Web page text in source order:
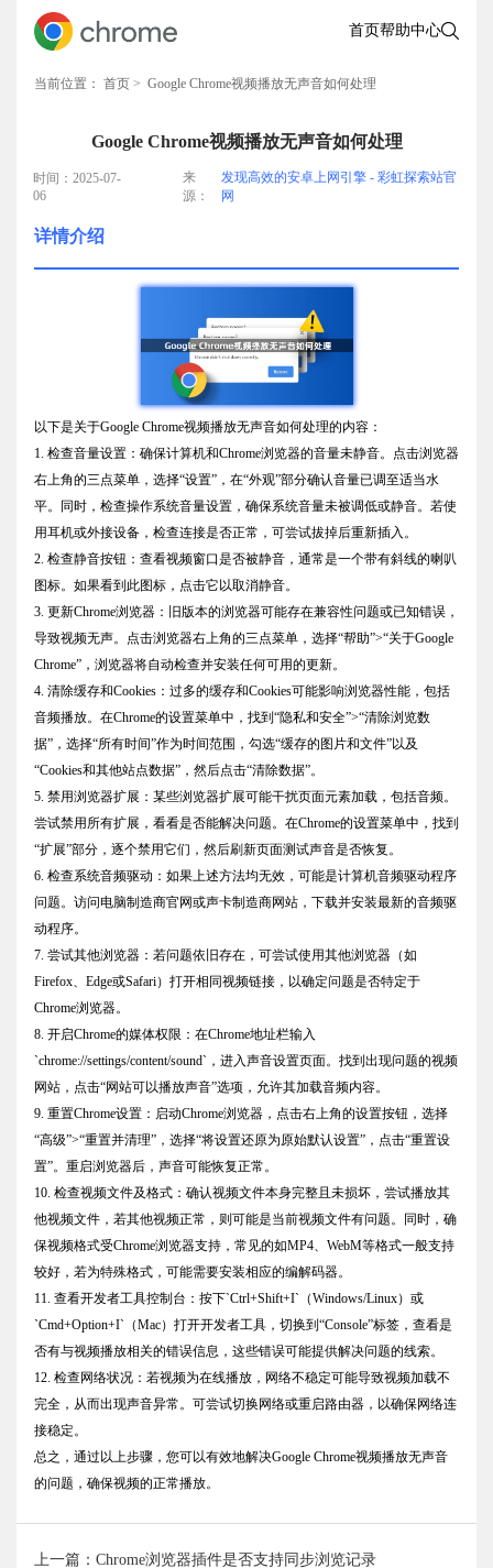
首页帮助中心
当前位置： 首页 > Google Chrome视频播放无声音如何处理
Google Chrome视频播放无声音如何处理
时间：2025-07-
06
来
源：
发现高效的安卓上网引擎 - 彩虹探索站官
网
详情介绍
以下是关于Google Chrome视频播放无声音如何处理的内容：
1. 检查音量设置：确保计算机和Chrome浏览器的音量未静音。点击浏览器
右上角的三点菜单，选择“设置”，在“外观”部分确认音量已调至适当水
平。同时，检查操作系统音量设置，确保系统音量未被调低或静音。若使
用耳机或外接设备，检查连接是否正常，可尝试拔掉后重新插入。
2. 检查静音按钮：查看视频窗口是否被静音，通常是一个带有斜线的喇叭
图标。如果看到此图标，点击它以取消静音。
3. 更新Chrome浏览器：旧版本的浏览器可能存在兼容性问题或已知错误，
导致视频无声。点击浏览器右上角的三点菜单，选择“帮助”>“关于Google
Chrome”，浏览器将自动检查并安装任何可用的更新。
4. 清除缓存和Cookies：过多的缓存和Cookies可能影响浏览器性能，包括
音频播放。在Chrome的设置菜单中，找到“隐私和安全”>“清除浏览数
据”，选择“所有时间”作为时间范围，勾选“缓存的图片和文件”以及
“Cookies和其他站点数据”，然后点击“清除数据”。
5. 禁用浏览器扩展：某些浏览器扩展可能干扰页面元素加载，包括音频。
尝试禁用所有扩展，看看是否能解决问题。在Chrome的设置菜单中，找到
“扩展”部分，逐个禁用它们，然后刷新页面测试声音是否恢复。
6. 检查系统音频驱动：如果上述方法均无效，可能是计算机音频驱动程序
问题。访问电脑制造商官网或声卡制造商网站，下载并安装最新的音频驱
动程序。
7. 尝试其他浏览器：若问题依旧存在，可尝试使用其他浏览器（如
Firefox、Edge或Safari）打开相同视频链接，以确定问题是否特定于
Chrome浏览器。
8. 开启Chrome的媒体权限：在Chrome地址栏输入
`chrome://settings/content/sound`，进入声音设置页面。找到出现问题的视频
网站，点击“网站可以播放声音”选项，允许其加载音频内容。
9. 重置Chrome设置：启动Chrome浏览器，点击右上角的设置按钮，选择
“高级”>“重置并清理”，选择“将设置还原为原始默认设置”，点击“重置设
置”。重启浏览器后，声音可能恢复正常。
10. 检查视频文件及格式：确认视频文件本身完整且未损坏，尝试播放其
他视频文件，若其他视频正常，则可能是当前视频文件有问题。同时，确
保视频格式受Chrome浏览器支持，常见的如MP4、WebM等格式一般支持
较好，若为特殊格式，可能需要安装相应的编解码器。
11. 查看开发者工具控制台：按下`Ctrl+Shift+I`（Windows/Linux）或
`Cmd+Option+I`（Mac）打开开发者工具，切换到“Console”标签，查看是
否有与视频播放相关的错误信息，这些错误可能提供解决问题的线索。
12. 检查网络状况：若视频为在线播放，网络不稳定可能导致视频加载不
完全，从而出现声音异常。可尝试切换网络或重启路由器，以确保网络连
接稳定。
总之，通过以上步骤，您可以有效地解决Google Chrome视频播放无声音
的问题，确保视频的正常播放。
上一篇：Chrome浏览器插件是否支持同步浏览记录